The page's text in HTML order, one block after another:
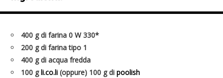
400 g di farina 0 W 330*
200 g di farina tipo 1
400 g di acqua fredda
100 gli.co.li (oppure) 100 g dipoolish